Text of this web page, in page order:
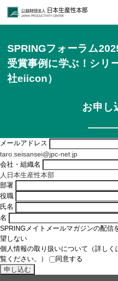
SPRINGフォーラム
受賞事例に学ぶ！シリ
社eiicon）
お申し
メールアドレス
taro.seisansei@jpc-net.jp
会社・組織名
人日本生産性本部
部署
役職
氏名
名
SPRINGメイトメールマガジンの配信
望しない
個人情報の取り扱いについて（詳しく
覧ください。）
同意する